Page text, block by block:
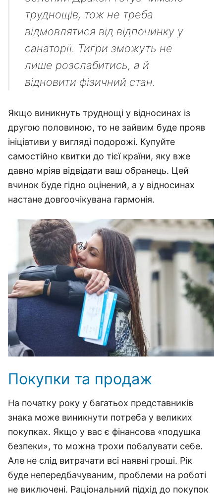
труднощів, тож не треба
відмовлятися від відпочинку у
санаторії. Тигри зможуть не
лише розслабитись, а й
відновити фізичний стан.
Якщо виникнуть труднощі у відносинах із
другою половиною, то не зайвим буде прояв
ініціативи у вигляді подорожі. Купуйте
самостійно квитки до тієї країни, яку вже
давно мріяв відвідати ваш обранець. Цей
вчинок буде гідно оцінений, а у відносинах
настане довгоочікувана гармонія.
Покупки та продаж
На початку року у багатьох представників
знака може виникнути потреба у великих
покупках. Якщо у вас є фінансова «подушка
безпеки», то можна трохи побалувати себе.
Але не слід витрачати всі наявні гроші. Рік
буде непередбачуваним, проблеми на роботі
не виключені. Раціональний підхід до покупок